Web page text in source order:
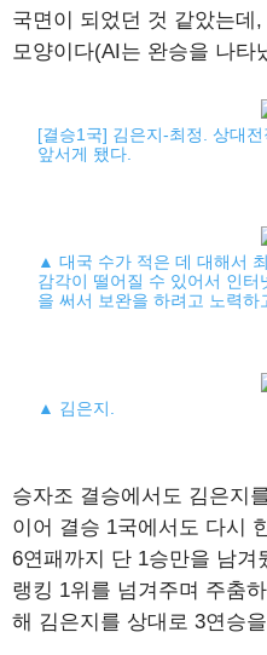
국면이 되었던 것 같았는데
모양이다(AI는 완승을 나타
[결승1국] 김은지-최정. 상대
앞서게 됐다.
▲ 대국 수가 적은 데 대해서
감각이 떨어질 수 있어서 인
을 써서 보완을 하려고 노력하
▲ 김은지.
승자조 결승에서도 김은지
이어 결승 1국에서도 다시
6연패까지 단 1승만을 남
랭킹 1위를 넘겨주며 주춤
해 김은지를 상대로 3연승